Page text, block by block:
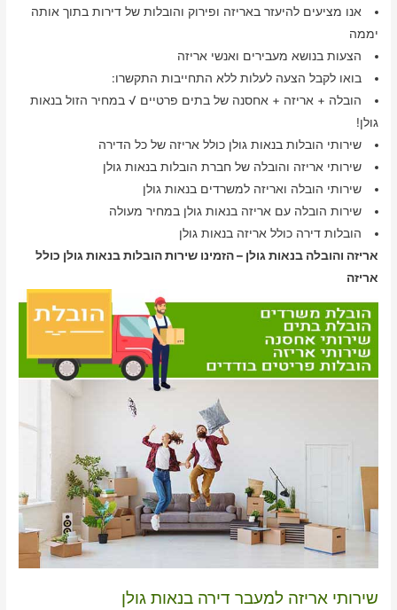
אנו מציעים להיעזר באריזה ופירוק והובלות של דירות בתוך אותה
יממה
הצעות בנושא מעבירים ואנשי אריזה
בואו לקבל הצעה לעלות ללא התחייבות התקשרו:
הובלה + אריזה + אחסנה של בתים פרטיים √ במחיר הזול בנאות
גולן!
שירותי הובלות בנאות גולן כולל אריזה של כל הדירה
שירותי אריזה והובלה של חברת הובלות בנאות גולן
שירותי הובלה ואריזה למשרדים בנאות גולן
שירות הובלה עם אריזה בנאות גולן במחיר מעולה
הובלות דירה כולל אריזה בנאות גולן
אריזה והובלה בנאות גולן – הזמינו שירות הובלות בנאות גולן כולל
אריזה
שירותי אריזה למעבר דירה בנאות גולן